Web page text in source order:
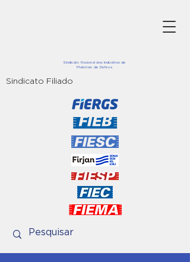
Sindicato Nacional das Indústrias de
Materiais de Defesa
Sindicato Filiado